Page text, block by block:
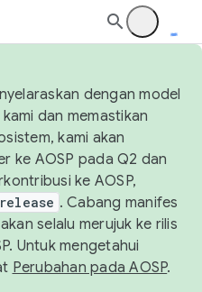
dengan model
dan memastikan
kami akan
ke AOSP pada Q2 dan
ke AOSP,
. Cabang manifes
akan selalu merujuk ke rilis
Untuk mengetahui
Perubahan pada AOSP.